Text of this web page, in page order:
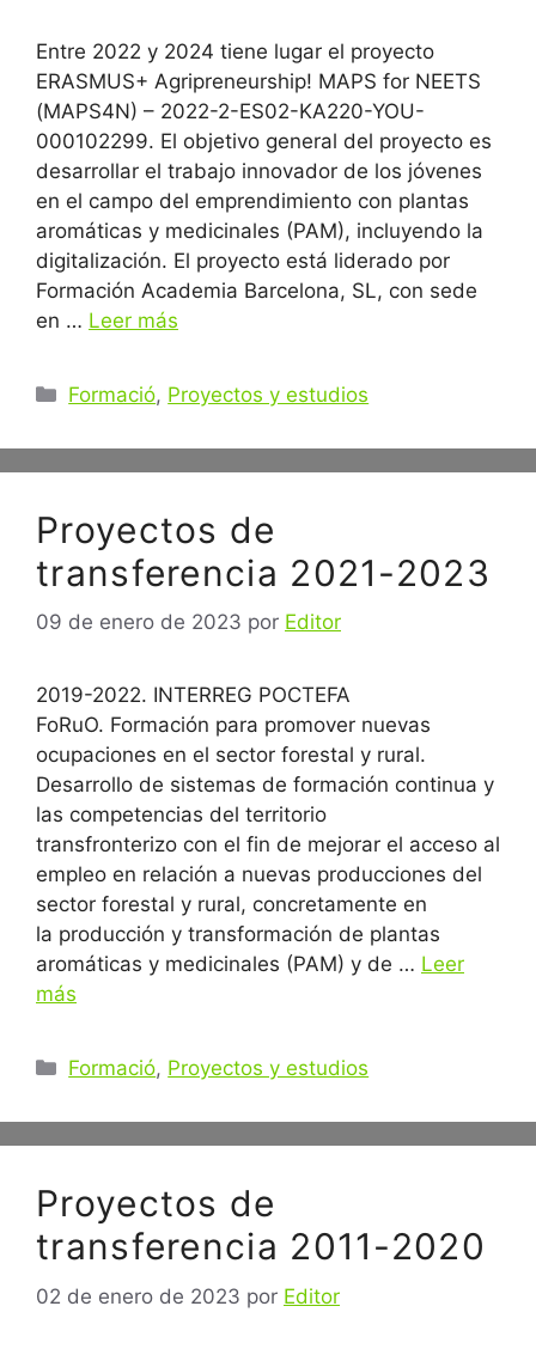
Entre 2022 y 2024 tiene lugar el proyecto
ERASMUS+ Agripreneurship! MAPS for NEETS
(MAPS4N) – 2022-2-ES02-KA220-YOU-
000102299. El objetivo general del proyecto es
desarrollar el trabajo innovador de los jóvenes
en el campo del emprendimiento con plantas
aromáticas y medicinales (PAM), incluyendo la
digitalización. El proyecto está liderado por
Formación Academia Barcelona, SL, con sede
en … Leer más
Categorías
Formació, Proyectos y estudios
Proyectos de
transferencia 2021-2023
09 de enero de 2023 por Editor
2019-2022. INTERREG POCTEFA
FoRuO. Formación para promover nuevas
ocupaciones en el sector forestal y rural.
Desarrollo de sistemas de formación continua y
las competencias del territorio
transfronterizo con el fin de mejorar el acceso al
empleo en relación a nuevas producciones del
sector forestal y rural, concretamente en
la producción y transformación de plantas
aromáticas y medicinales (PAM) y de … Leer
más
Categorías
Formació, Proyectos y estudios
Proyectos de
transferencia 2011-2020
02 de enero de 2023 por Editor